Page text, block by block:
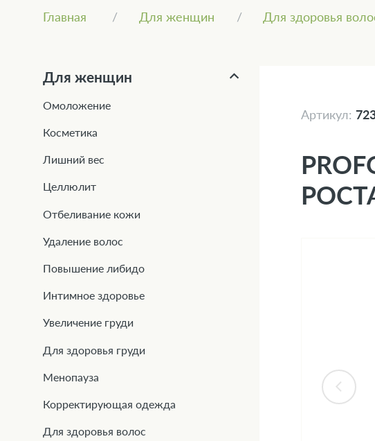
Главная Для женщин Для здоровья
Артикул:
Для женщин
Омоложение
Косметика
Лишний вес
Целлюлит
Отбеливание кожи
Удаление волос
Повышение либидо
Интимное здоровье
Увеличение груди
Для здоровья груди
Менопауза
Корректирующая одежда
Для здоровья волос